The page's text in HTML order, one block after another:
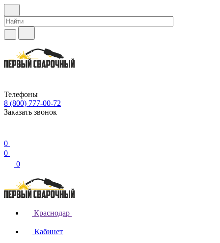
Телефоны
8 (800) 777-00-72
Заказать звонок
0
0
0
Краснодар
Кабинет